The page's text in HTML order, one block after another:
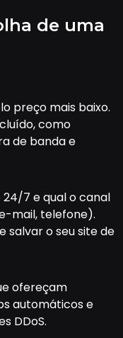
de uma
preço mais baixo.
como
de banda e
7 e qual o canal
mail, telefone).
salvar o seu site de
ofereçam
automáticos e
DDoS.